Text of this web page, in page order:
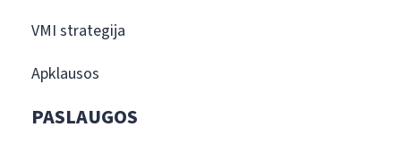
VMI strategija
Apklausos
PASLAUGOS